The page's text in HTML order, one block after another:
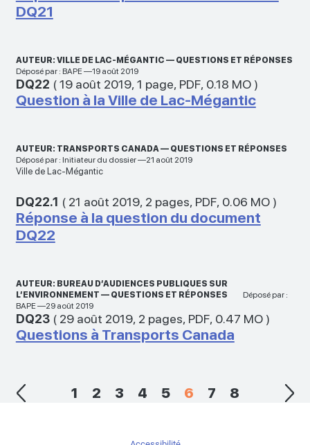
DQ21
AUTEUR: VILLE DE LAC-MÉGANTIC — QUESTIONS ET RÉPONSES
Déposé par : BAPE —19 août 2019
DQ22 (19 août 2019, 1 page, PDF, 0.18 MO)
Question à la Ville de Lac-Mégantic
AUTEUR: TRANSPORTS CANADA — QUESTIONS ET RÉPONSES
Déposé par : Initiateur du dossier —21 août 2019
Ville de Lac-Mégantic
DQ22.1 ( 21 août 2019, 2 pages, PDF, 0.06 MO)
Réponse à la question du document
DQ22
AUTEUR: BUREAU D’AUDIENCES PUBLIQUES SUR
L’ENVIRONNEMENT — QUESTIONS ET RÉPONSES
Déposé par :
BAPE —29 août 2019
DQ23( 29 août 2019, 2 pages, PDF, 0.47 MO)
Questions à Transports Canada
1 2 3 4 5 6 7 8